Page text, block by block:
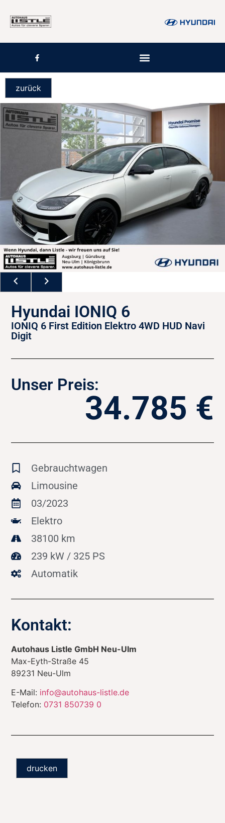
zurück
Hyundai IONIQ 6
IONIQ 6 First Edition Elektro 4WD HUD Navi
Digit
Unser Preis:
34.785 €
Gebrauchtwagen
Limousine
03/2023
Elektro
38100 km
239 kW / 325 PS
Automatik
Kontakt:
Autohaus Listle GmbH Neu-Ulm
Max-Eyth-Straße 45
89231 Neu-Ulm
E-Mail: info@autohaus-listle.de
Telefon: 0731 850739 0
drucken